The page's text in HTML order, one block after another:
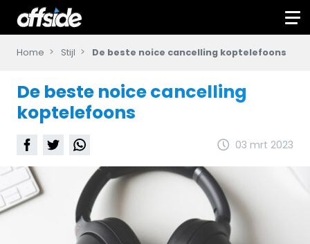
Home Stijl De beste noice cancelling koptelefoons
De beste noice cancelling
koptelefoons
03 mrt 2023